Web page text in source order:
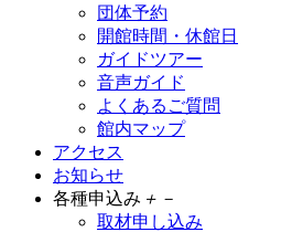
団体予約
開館時間・休館日
ガイドツアー
音声ガイド
よくあるご質問
館内マップ
アクセス
お知らせ
各種申込み ＋ －
取材申し込み